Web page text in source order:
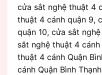
cửa sắt nghệ thuật 4
thuật 4 cánh quận 9,
quận 10, cửa sắt
sắt nghệ thuật 4
thuật 4 cánh Quận
cánh Quận Bình